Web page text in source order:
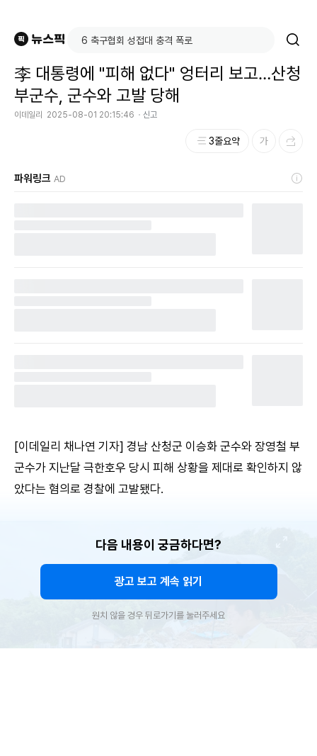
李 대통령에 "피해 없다" 엉터리 보고…산청
부군수, 군수와 고발 당해
이데일리 2025-08-01 20:15:46 신고
3줄요약
파워링크 AD
[이데일리 채나연 기자] 경남 산청군 이승화 군수와 장영철 부
군수가 지난달 극한호우 당시 피해 상황을 제대로 확인하지 않
았다는 혐의로 경찰에 고발됐다.
다음 내용이 궁금하다면?
광고 보고 계속 읽기
원치 않을 경우 뒤로가기를 눌러주세요